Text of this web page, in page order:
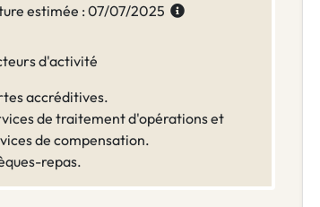
estimée : 07/07/2025
d'activité
accréditives.
de traitement d'opérations et
de compensation.
repas.